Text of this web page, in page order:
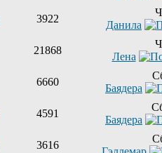
3922
Данила
21868
Лена
6660
Баядера
4591
Баядера
3616